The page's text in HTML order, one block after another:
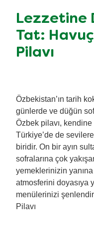
Lezzetine
Tat:
Pilavı
Özbekistan’ın tarih
günlerde ve düğün
Özbek pilavı,
Türkiye’de de
biridir. On bir ayın
sofralarına çok
yemeklerinizin
atmosferini doyasıya
menülerinizi
Pilavı